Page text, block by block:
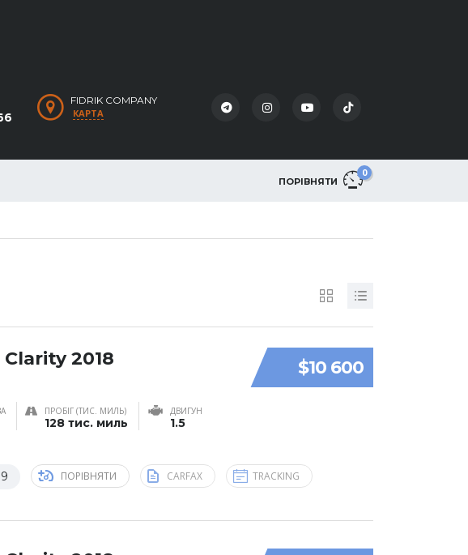
FIDRIK COMPANY
КАРТА
ПОРІВНЯТИ
0
$10 600
2018
ПРОБІГ (ТИС. МИЛЬ)
128 тис. миль
ДВИГУН
1.5
ПОРІВНЯТИ CARFAX TRACKING